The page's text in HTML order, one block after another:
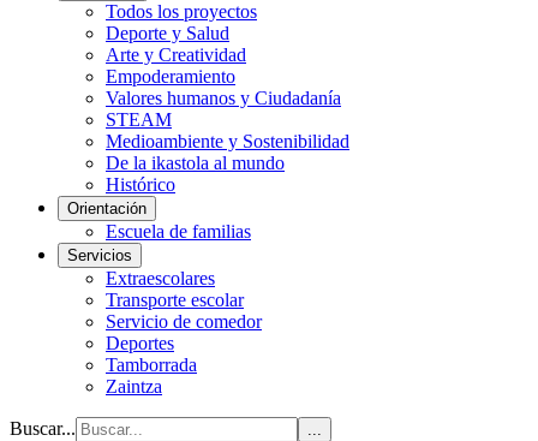
Todos los proyectos
Deporte y Salud
Arte y Creatividad
Empoderamiento
Valores humanos y Ciudadanía
STEAM
Medioambiente y Sostenibilidad
De la ikastola al mundo
Histórico
Orientación
Escuela de familias
Servicios
Extraescolares
Transporte escolar
Servicio de comedor
Deportes
Tamborrada
Zaintza
Buscar... ...